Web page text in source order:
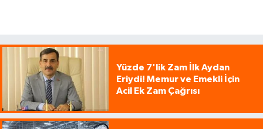
Yüzde 7'lik Zam İlk Aydan
Eriydi! Memur ve Emekli İçin
Acil Ek Zam Çağrısı